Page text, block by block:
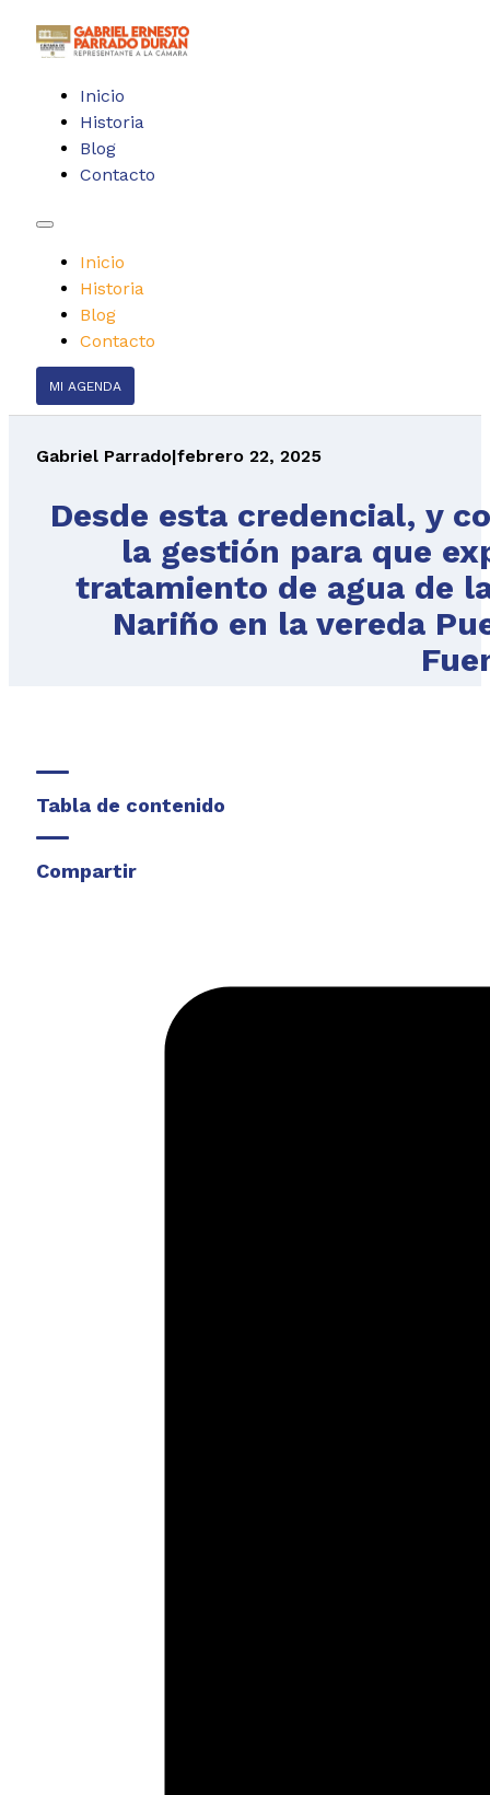
Inicio
Historia
Blog
Contacto
Inicio
Historia
Blog
Contacto
MI AGENDA
Gabriel Parrado|febrero 22, 2025
Desde esta credencial, y
la gestión para que
tratamiento de agua de
Nariño en la vereda
Tabla de contenido
Compartir